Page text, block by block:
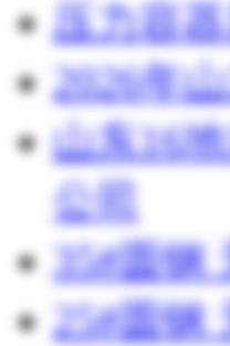
压力容
2026年
山东16
公司
35#圆钢
25#圆钢